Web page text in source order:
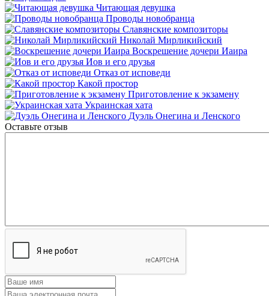
Читающая девушка
Проводы новобранца
Славянские композиторы
Николай Мирликийский
Воскрешение дочери Иаира
Иов и его друзья
Отказ от исповеди
Какой простор
Приготовление к экзамену
Украинская хата
Дуэль Онегина и Ленского
Оставьте отзыв